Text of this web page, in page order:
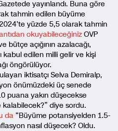
yayınlandı. Buna göre
tahmin edilen büyüme
yüzde 5,5 olarak tahmin
okuyabileceğinizOVP
bütçe açığının azalacağı,
kabul edilen milli gelir ve kişi
öngörülüyor.
iktisatçı Selva Demiralp,
önümüzdeki üç senede
puana yakın düşecekse
kalabilecek?” diye sordu.
da “Büyüme potansiyelden 1.5-
nasıl düşecek? Oldu.